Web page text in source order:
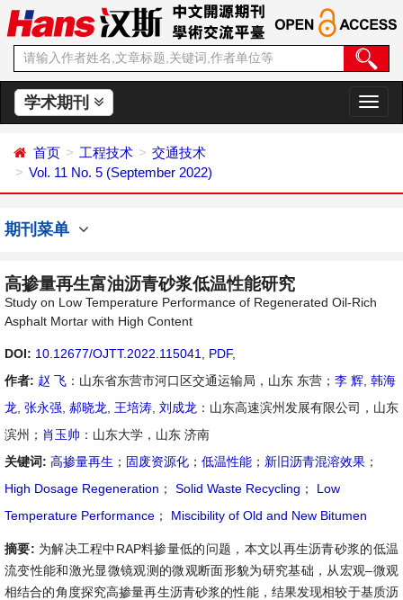
学术期刊
切
换
首页 工程技术
交通技术
Vol. 11 No. 5 (September 2022)
期刊菜单
高掺量再生富油沥青砂浆低温性能研究
Study on Low Temperature Performance of Regenerated Oil-Rich
Asphalt Mortar with High Content
DOI: 10.12677/OJTT.2022.115041 PDF,
作者: 赵 飞 ：山东省东营市河口区交通运输局，山东 东营； 李 辉 韩海
龙 张永强 郝晓龙 王培涛 刘成龙 ：山东高速滨州发展有限公司，山东
滨州； 肖玉帅 ：山东大学，山东 济南
关键词: 高掺量再生 ； 固废资源化 ； 低温性能 ； 新旧沥青混溶效果 ；
High Dosage Regeneration ； Solid Waste Recycling ；
Low
Temperature Performance ； Miscibility of Old and New Bitumen
摘要: 为解决工程中RAP料掺量低的问题，本文以再生沥青砂浆的低温
流变性能和激光显微镜观测的微观断面形貌为研究基础，从宏观–微观
相结合的角度探究高掺量再生沥青砂浆的性能，结果发现相较于基质沥